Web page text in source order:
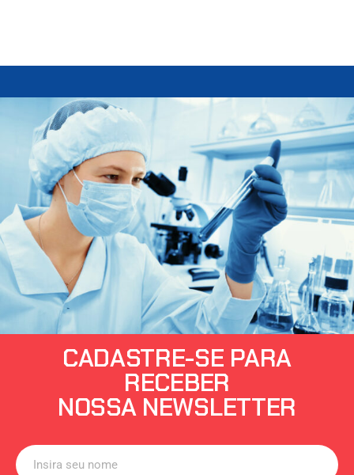
CADASTRE-SE PARA
RECEBER
NOSSA NEWSLETTER